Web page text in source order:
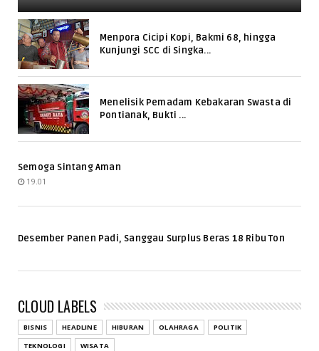
Menpora Cicipi Kopi, Bakmi 68, hingga
Kunjungi SCC di Singka...
Menelisik Pemadam Kebakaran Swasta di
Pontianak, Bukti ...
Semoga Sintang Aman
19.01
Desember Panen Padi, Sanggau Surplus Beras 18 Ribu Ton
CLOUD LABELS
BISNIS HEADLINE HIBURAN OLAHRAGA
POLITIK
TEKNOLOGI
WISATA